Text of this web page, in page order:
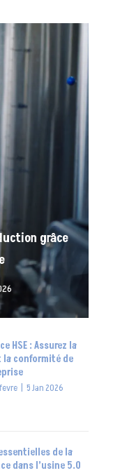
grâce
HSE : Assurez la
la conformité de
5 Jan 2026
de la
dans l’usine 5.0